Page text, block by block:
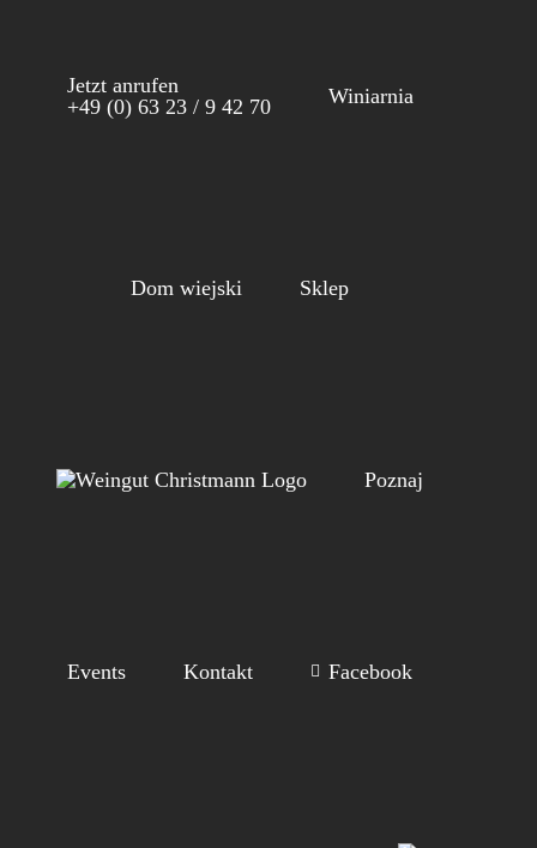
Jetzt anrufen
+49 (0) 63 23 / 9 42 70
Winiarnia
Dom wiejski Sklep
Poznaj
Events Kontakt Facebook